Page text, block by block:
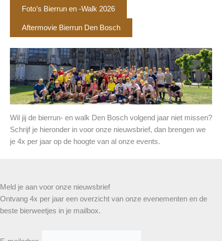
Foto’s Bierrun en -Walk 2026
Aftermovie Bierrun Den Bosch
Wil jij de bierrun- en walk Den Bosch volgend jaar niet missen?
Schrijf je hieronder in voor onze nieuwsbrief, dan brengen we
je 4x per jaar op de hoogte van al onze events.
Meld je aan voor onze nieuwsbrief
Ontvang 4x per jaar een overzicht van onze evenementen en de
beste bierweetjes in je mailbox.